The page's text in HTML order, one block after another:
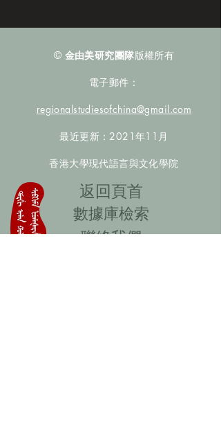
© 金由美研究團隊版權所有
電子郵件：
regionalstudiesofchina@gmail.com
最近更新：2021年11月
香港大學現代語言與文化學院
​返回頁首
數據庫檢索
聯絡我們